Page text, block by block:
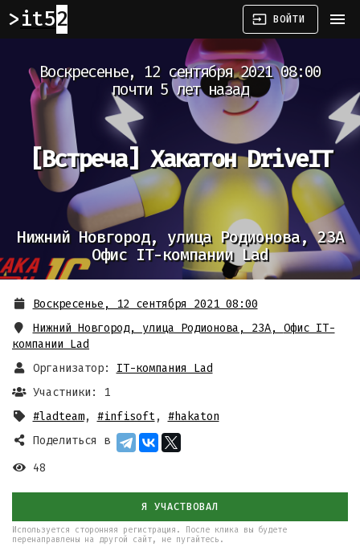
it52 input ВОЙТИ menu
Воскресенье, 12 сентября 2021 08:00
почти 5 лет назад
[Встреча] Хакатон DriveIT
Нижний Новгород, улица Родионова, 23А
Офис IT-компании Lad
Воскресенье, 12 сентября 2021 08:00
Нижний Новгород, улица Родионова, 23А, Офис IT-
компании Lad
Организатор:
IT-компания Lad
Участники: 1
#ladteam, #infisoft, #hakaton
Поделиться в
48
Я УЧАСТВОВАЛ
Используется сторонняя регистрация. После клика вы будете
перенаправлены на другой сайт, не пугайтесь.